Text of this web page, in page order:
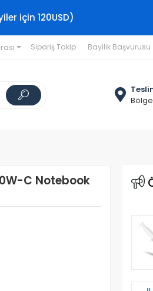
için 120USD)
Sipariş Takip Bayilik Başvurusu
C Notebook